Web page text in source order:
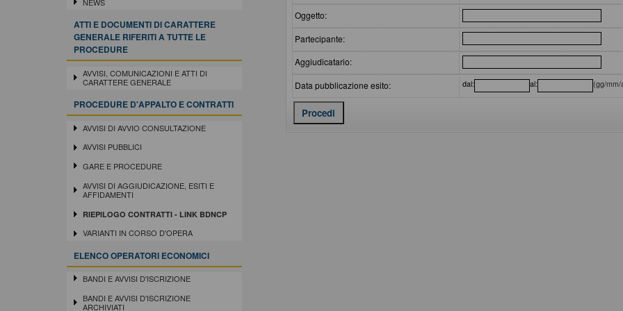
ATTI E DOCUMENTI DI CARATTERE
GENERALE RIFERITI A TUTTE LE
PROCEDURE
AVVISI, COMUNICAZIONI E ATTI DI
CARATTERE GENERALE
PROCEDURE D'APPALTO E CONTRATTI
AVVISI DI AVVIO CONSULTAZIONE
AVVISI PUBBLICI
GARE E PROCEDURE
AVVISI DI AGGIUDICAZIONE, ESITI E
AFFIDAMENTI
RIEPILOGO CONTRATTI - LINK BDNCP
VARIANTI IN CORSO D'OPERA
ELENCO OPERATORI ECONOMICI
BANDI E AVVISI D'ISCRIZIONE
BANDI E AVVISI D'ISCRIZIONE
ARCHIVIATI
Oggetto:
Partecipante:
Aggiudicatario:
Data pubblicazione esito:
dal: al: (gg/mm/